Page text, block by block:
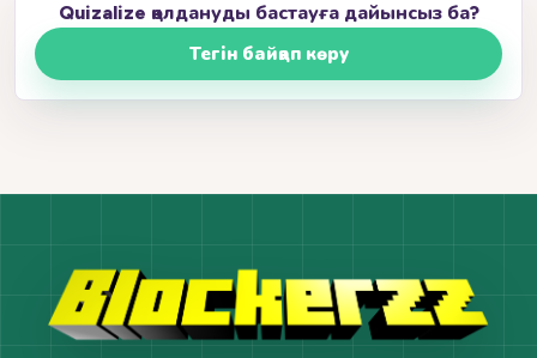
Quizalize қолдануды бастауға дайынсыз ба?
Тегін байқап көру